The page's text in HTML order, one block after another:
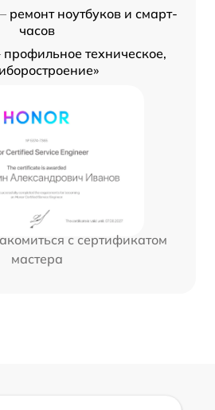
ремонт ноутбуков и смарт-
часов
профильное техническое,
с сертификатом
мастера